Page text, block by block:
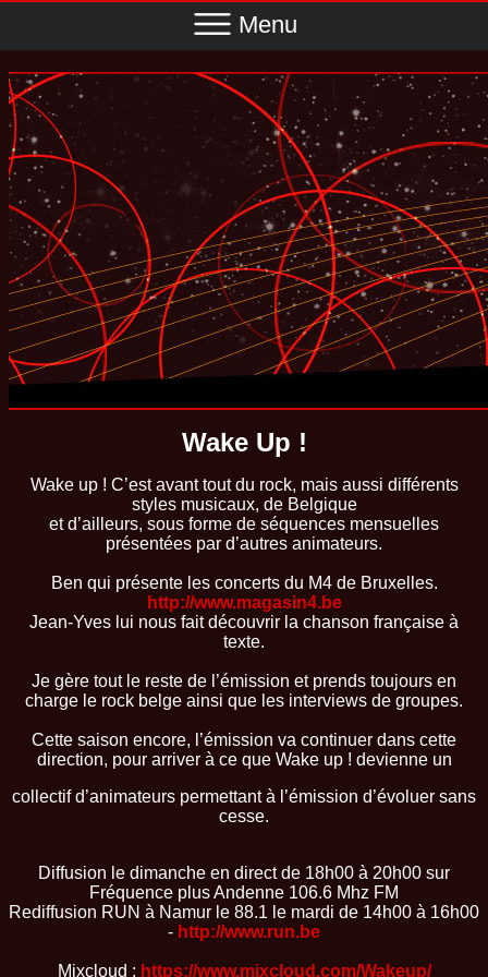
Menu
Wake Up !
Wake up ! C’est avant tout du rock, mais aussi différents
styles musicaux, de Belgique
et d’ailleurs, sous forme de séquences mensuelles
présentées par d’autres animateurs.
Ben qui présente les concerts du M4 de Bruxelles.
http://www.magasin4.be
Jean-Yves lui nous fait découvrir la chanson française à
texte.
Je gère tout le reste de l’émission et prends toujours en
charge le rock belge ainsi que les interviews de groupes.
Cette saison encore, l’émission va continuer dans cette
direction, pour arriver à ce que Wake up ! devienne un
collectif d’animateurs permettant à l’émission d’évoluer sans
cesse.
Diffusion le dimanche en direct de 18h00 à 20h00 sur
Fréquence plus Andenne 106.6 Mhz FM
Rediffusion RUN à Namur le 88.1 le mardi de 14h00 à 16h00
- http://www.run.be
Mixcloud : https://www.mixcloud.com/Wakeup/